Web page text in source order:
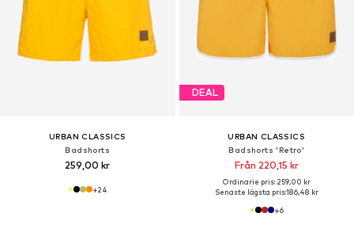
URBAN CLASSICS
Badshorts
259,00 kr
+24
DEAL
URBAN CLASSICS
Badshorts 'Retro'
Från 220,15 kr
Ordinarie pris: 259,00 kr
Senaste lägsta pris:186,48 kr
+6